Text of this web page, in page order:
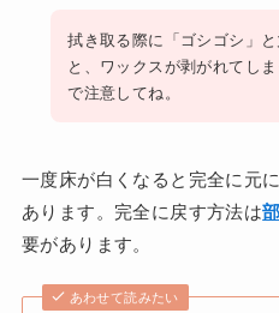
拭き取る際に「ゴシゴシ」
と、ワックスが剥がれてし
で注意してね。
一度床が白くなると完全に元
あります。完全に戻す方法は
要があります。
あわせて読みたい